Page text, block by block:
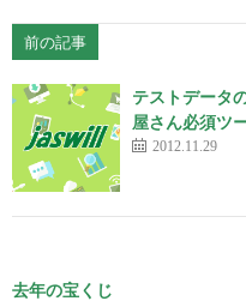
前の記事
テストデータ
屋さん必須ツ
2012.11.29
去年の宝くじ